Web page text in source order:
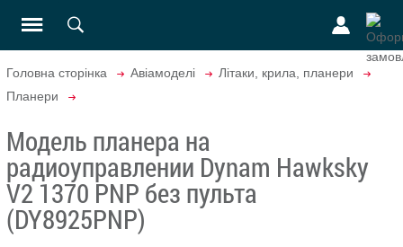
Головна сторінка Авіамоделі
Літаки, крила, планери
Планери
Модель планера на
радиоуправлении Dynam Hawksky
V2 1370 PNP без пульта
(DY8925PNP)